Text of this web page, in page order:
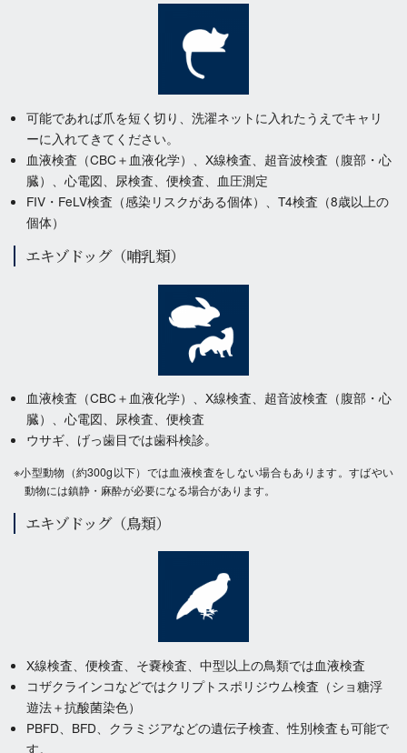
可能であれば爪を短く切り、洗濯ネットに入れたうえでキャリ
ーに入れてきてください。
血液検査（CBC＋血液化学）、X線検査、超音波検査（腹部・心
臓）、心電図、尿検査、便検査、血圧測定
FIV・FeLV検査（感染リスクがある個体）、T4検査（8歳以上の
個体）
エキゾドッグ（哺乳類）
血液検査（CBC＋血液化学）、X線検査、超音波検査（腹部・心
臓）、心電図、尿検査、便検査
ウサギ、げっ歯目では歯科検診。
※小型動物（約300g以下）では血液検査をしない場合もあります。すばやい
動物には鎮静・麻酔が必要になる場合があります。
エキゾドッグ（鳥類）
X線検査、便検査、そ嚢検査、中型以上の鳥類では血液検査
コザクラインコなどではクリプトスポリジウム検査（ショ糖浮
遊法＋抗酸菌染色）
PBFD、BFD、クラミジアなどの遺伝子検査、性別検査も可能で
す。